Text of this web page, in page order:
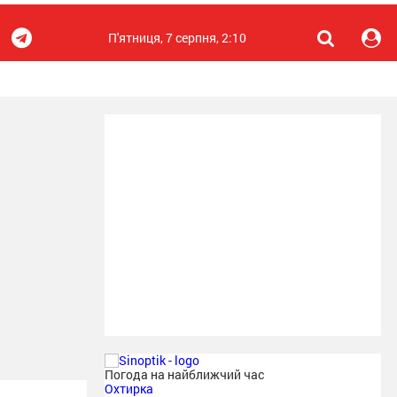
П'ятниця, 7 серпня, 2:10
Погода на найближчий час
Охтирка